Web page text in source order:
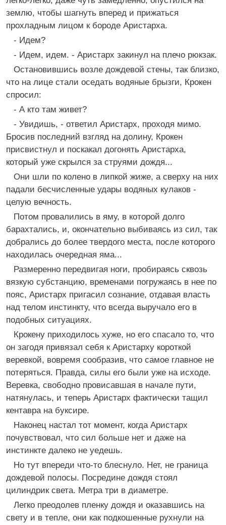
землю, чтобы шагнуть вперед и прижаться
прохладным лицом к бороде Аристарха.
- Идем?
- Идем, идем. - Аристарх закинул на плечо рюкзак.
Остановившись возле дождевой стены, так близко,
что на лице стали оседать водяные брызги, Крокен
спросил:
- А кто там живет?
- Увидишь, - ответил Аристарх, проходя мимо.
Бросив последний взгляд на долину, Крокен
присвистнул и поскакал догонять Аристарха,
который уже скрылся за струями дождя...
Они шли по колено в липкой жиже, а сверху на них
падали бесчисленные удары водяных кулаков -
целую вечность.
Потом провалились в яму, в которой долго
барахтались, и, окончательно выбиваясь из сил, так
добрались до более твердого места, после которого
находилась очередная яма...
Размеренно передвигая ноги, пробираясь сквозь
вязкую субстанцию, временами погружаясь в нее по
пояс, Аристарх пригасил сознание, отдавая власть
над телом инстинкту, что всегда выручало его в
подобных ситуациях.
Крокену приходилось хуже, но его спасало то, что
он загодя привязал себя к Аристарху короткой
веревкой, вовремя сообразив, что самое главное не
потеряться. Правда, силы его были уже на исходе.
Веревка, свободно провисавшая в начале пути,
натянулась, и теперь Аристарх фактически тащил
кентавра на буксире.
Наконец настал тот момент, когда Аристарх
почувствовал, что сил больше нет и даже на
инстинкте далеко не уедешь.
Но тут впереди что-то блеснуло. Нет, не граница
дождевой полосы. Посредине дождя стоял
цилиндрик света. Метра три в диаметре.
Легко преодолев пленку дождя и оказавшись на
свету и в тепле, они как подкошенные рухнули на